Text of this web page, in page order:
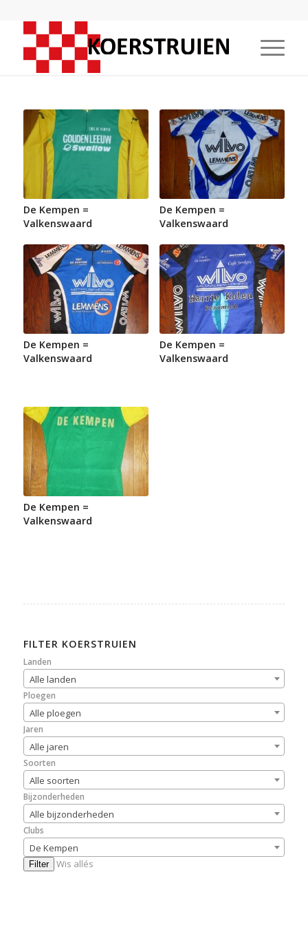
De Kempen =
Valkenswaard
De Kempen =
Valkenswaard
De Kempen =
Valkenswaard
De Kempen =
Valkenswaard
De Kempen =
Valkenswaard
FILTER KOERSTRUIEN
Landen
Alle landen
Ploegen
Alle ploegen
Jaren
Alle jaren
Soorten
Alle soorten
Bijzonderheden
Alle bijzonderheden
Clubs
De Kempen
Filter Wis allés